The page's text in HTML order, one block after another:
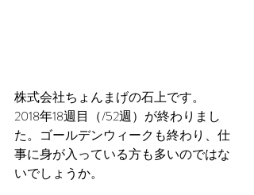
株式会社ちょんまげの石上です。
2018年18週目（/52週）が終わりまし
た。ゴールデンウィークも終わり、仕
事に身が入っている方も多いのではな
いでしょうか。